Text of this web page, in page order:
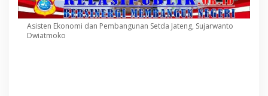
Asisten Ekonomi dan Pembangunan Setda Jateng, Sujarwanto
Dwiatmoko